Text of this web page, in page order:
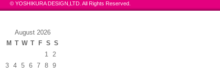
© YOSHIKURA DESIGN,LTD. All Rights Reserved.
August 2026
M T W T F S S
1
2
3
4 5 6 7 8
9